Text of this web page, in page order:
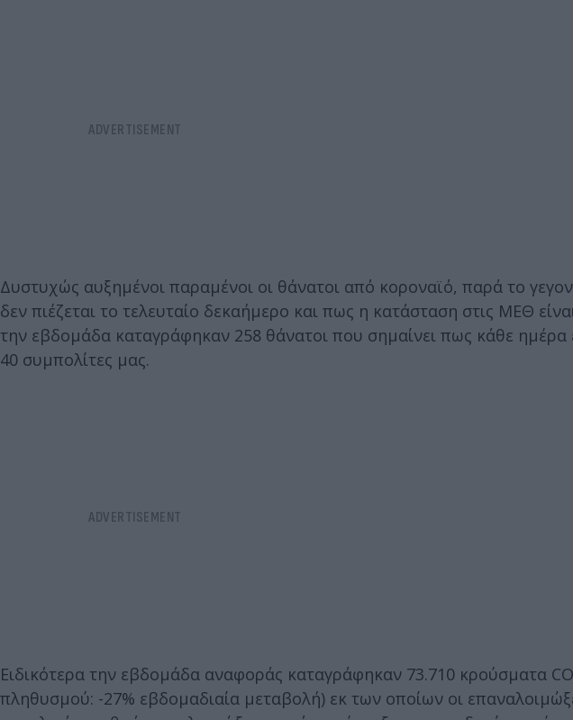
Δυστυχώς αυξημένοι παραμένοι οι θάνατοι από κοροναϊό, παρά το
δεν πιέζεται το τελευταίο δεκαήμερο και πως η κατάσταση στις ΜΕΘ
την εβδομάδα καταγράφηκαν 258 θάνατοι που σημαίνει πως κάθε
40 συμπολίτες μας.
Ειδικότερα την εβδομάδα αναφοράς καταγράφηκαν 73.710 κρούσματα
πληθυσμού: -27% εβδομαδιαία μεταβολή) εκ των οποίων οι